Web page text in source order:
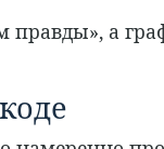
правды», а